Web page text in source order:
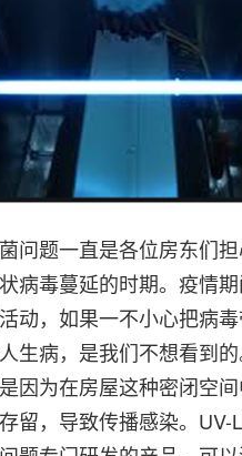
问题一直是各位房东们
病毒蔓延的时期。疫情
动，如果一不小心把病
生病，是我们不想看到
因为在房屋这种密闭空
留，导致传播感染。UV-